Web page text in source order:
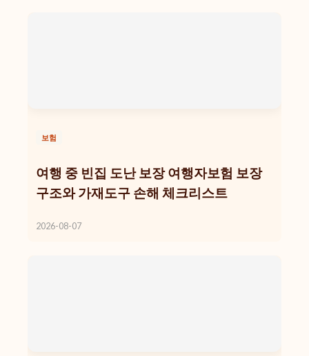
보험
여행 중 빈집 도난 보장 여행자보험 보장
구조와 가재도구 손해 체크리스트
2026-08-07